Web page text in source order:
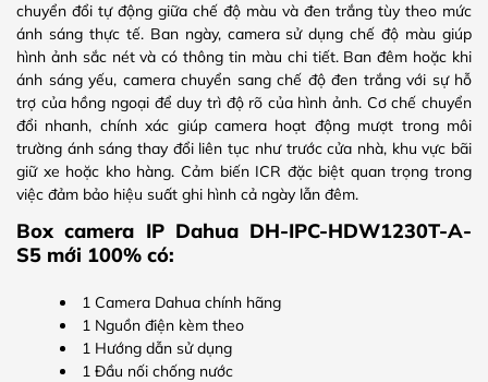
chuyển đổi tự động giữa chế độ màu và đen trắng tùy theo mức
ánh sáng thực tế. Ban ngày, camera sử dụng chế độ màu giúp
hình ảnh sắc nét và có thông tin màu chi tiết. Ban đêm hoặc khi
ánh sáng yếu, camera chuyển sang chế độ đen trắng với sự hỗ
trợ của hồng ngoại để duy trì độ rõ của hình ảnh. Cơ chế chuyển
đổi nhanh, chính xác giúp camera hoạt động mượt trong môi
trường ánh sáng thay đổi liên tục như trước cửa nhà, khu vực bãi
giữ xe hoặc kho hàng. Cảm biến ICR đặc biệt quan trọng trong
việc đảm bảo hiệu suất ghi hình cả ngày lẫn đêm.
Box camera IP Dahua DH-IPC-HDW1230T-A-
S5 mới 100% có:
1 Camera Dahua chính hãng
1 Nguồn điện kèm theo
1 Hướng dẫn sử dụng
1 Đầu nối chống nước